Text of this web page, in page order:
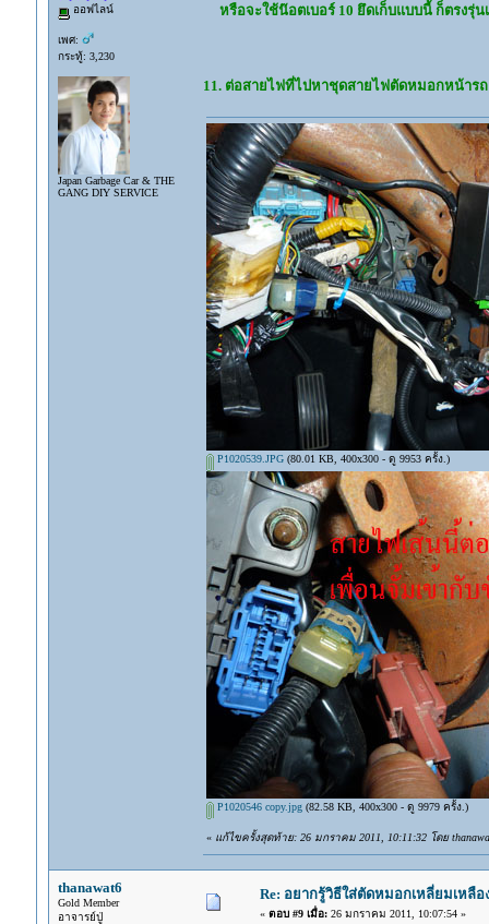
ออฟไลน์
เพศ:
กระทู้: 3,230
Japan Garbage Car & THE
GANG DIY SERVICE
หรือจะใช้น๊อตเบอร์ 10 ยึดเก็บแบบนี้ ก็ตรงรุ่
11. ต่อสายไฟที่ไปหาชุดสายไฟตัดหมอกหน้าร
P1020539.JPG(80.01 KB, 400x300 - ดู 9953 ครั้ง.)
P1020546 copy.jpg(82.58 KB, 400x300 - ดู 9979 ครั้ง.)
« แก้ไขครั้งสุดท้าย: 26 มกราคม 2011, 10:11:32 โดย
thanawat6
Gold Member
อาจารย์ปู่
Re: อยากรู้วิธีใส่ตัดหมอกเหลี่ยมเหลือ
« ตอบ #9 เมื่อ:26 มกราคม 2011, 10:07:54 »